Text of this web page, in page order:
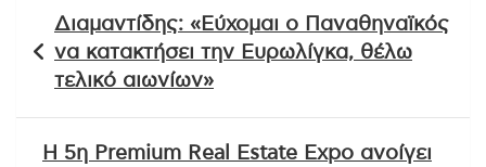
άρθρων
Διαμαντίδης: «Εύχομαι ο Παναθηναϊκός
να κατακτήσει την Ευρωλίγκα, θέλω
τελικό αιωνίων»
Η 5η Premium Real Estate Expo ανοίγει